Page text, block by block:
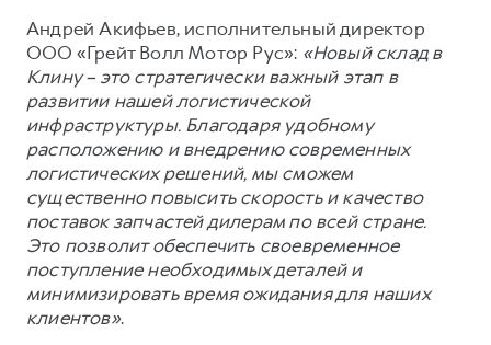
Коллекция Базовая
Коллекция Детская
Андрей Акифьев, исполнительный директор
ООО «Грейт Волл Мотор Рус»: «Новый склад в
Клину – это стратегически важный этап в
развитии нашей логистической
инфраструктуры. Благодаря удобному
расположению и внедрению современных
логистических решений, мы сможем
существенно повысить скорость и качество
поставок запчастей дилерам по всей стране.
Это позволит обеспечить своевременное
поступление необходимых деталей и
минимизировать время ожидания для наших
клиентов».